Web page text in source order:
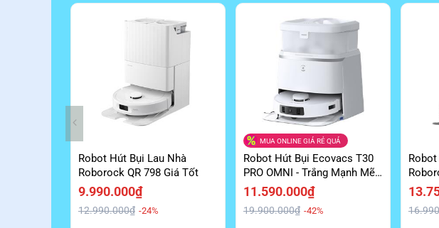
Robot Hút Bụi Lau Nhà
Roborock QR 798 Giá Tốt
9.990.000₫
12.990.000₫ -24%
MUA ONLINE GIÁ RẺ QUÁ
Robot Hút Bụi Ecovacs T30
PRO OMNI - Trắng Mạnh Mẽ
Giá Tốt
11.590.000₫
19.900.000₫ -42%
Lợi